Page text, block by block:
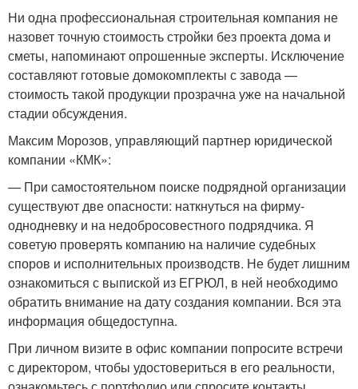
Ни одна профессиональная строительная компания не
назовет точную стоимость стройки без проекта дома и
сметы, напоминают опрошенные эксперты. Исключение
составляют готовые домокомплекты с завода —
стоимость такой продукции прозрачна уже на начальной
стадии обсуждения.
Максим Морозов, управляющий партнер юридической
компании «КМК»:
— При самостоятельном поиске подрядной организации
существуют две опасности: наткнуться на фирму-
однодневку и на недобросовестного подрядчика. Я
советую проверять компанию на наличие судебных
споров и исполнительных производств. Не будет лишним
ознакомиться с выпиской из ЕГРЮЛ, в ней необходимо
обратить внимание на дату создания компании. Вся эта
информация общедоступна.
При личном визите в офис компании попросите встречи
с директором, чтобы удостовериться в его реальности,